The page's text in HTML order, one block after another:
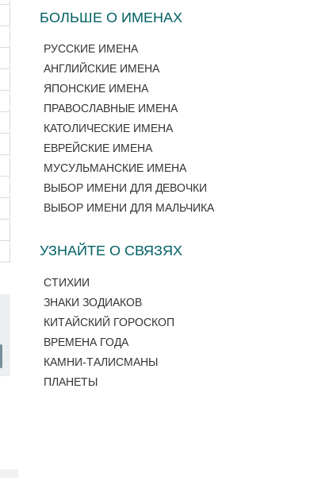
БОЛЬШЕ О ИМЕНАХ
РУССКИЕ ИМЕНА
АНГЛИЙСКИЕ ИМЕНА
ЯПОНСКИЕ ИМЕНА
ПРАВОСЛАВНЫЕ ИМЕНА
КАТОЛИЧЕСКИЕ ИМЕНА
ЕВРЕЙСКИЕ ИМЕНА
МУСУЛЬМАНСКИЕ ИМЕНА
ВЫБОР ИМЕНИ ДЛЯ ДЕВОЧКИ
ВЫБОР ИМЕНИ ДЛЯ МАЛЬЧИКА
УЗНАЙТЕ О СВЯЗЯХ
СТИХИИ
ЗНАКИ ЗОДИАКОВ
КИТАЙСКИЙ ГОРОСКОП
ВРЕМЕНА ГОДА
КАМНИ-ТАЛИСМАНЫ
ПЛАНЕТЫ